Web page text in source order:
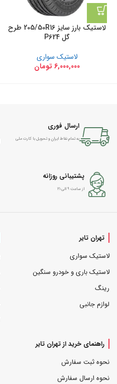
لاستیک بارز سایز 205/50R16 طرح
گل P624
لاستیک سواری
6,000,000 تومان
ارسال فوری
به تمام نقاط ایران و تحویل با کارت ملی
پشتیبانی روزانه
از ساعت ۹ الی ۲۱
تهران تایر
لاستیک سواری
لاستیک باری و خودرو سنگین
رینگ
لوازم جانبی
راهنمای خرید از تهران تایر
نحوه ثبت سفارش
نحوه ارسال سفارش